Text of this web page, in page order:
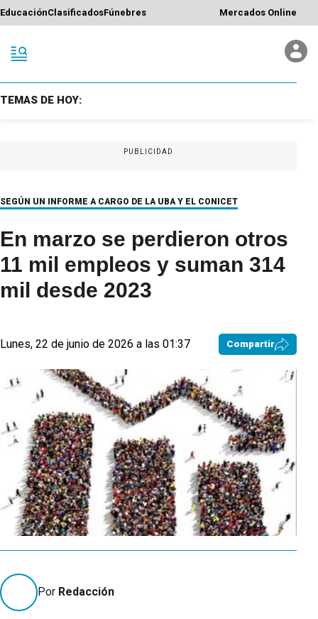
EducaciónClasificadosFúnebres Mercados Online
TEMAS DE HOY:
PUBLICIDAD
SEGÚN UN INFORME A CARGO DE LA UBA Y EL CONICET
En marzo se perdieron otros
11 mil empleos y suman 314
mil desde 2023
Lunes, 22 de junio de 2026 a las 01:37 Compartir
Por Redacción